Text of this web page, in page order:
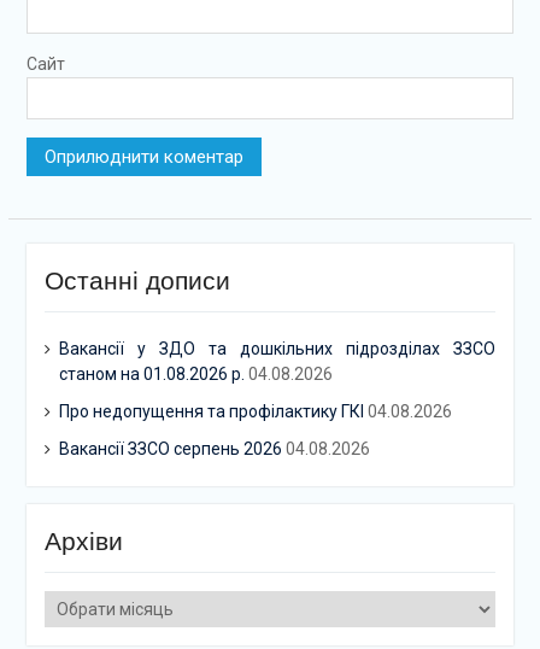
Сайт
Останні дописи
Вакансії у ЗДО та дошкільних підрозділах ЗЗСО
станом на 01.08.2026 р. 04.08.2026
Про недопущення та профілактику ГКІ 04.08.2026
Вакансії ЗЗСО серпень 2026 04.08.2026
Архіви
Архіви